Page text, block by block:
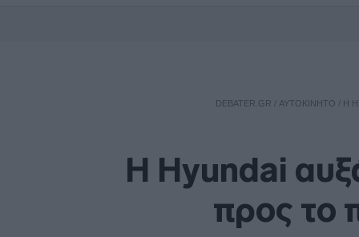
DEBATER.GR / ΑΥΤΟΚΙΝΗΤΟ / Η
Η Hyundai
προς το